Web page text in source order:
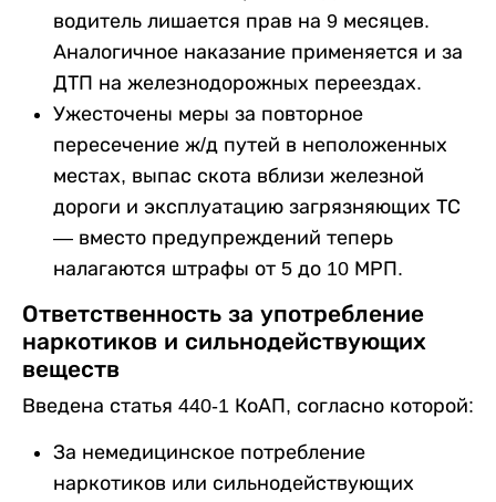
водитель лишается прав на 9 месяцев.
Аналогичное наказание применяется и за
ДТП на железнодорожных переездах.
Ужесточены меры за повторное
пересечение ж/д путей в неположенных
местах, выпас скота вблизи железной
дороги и эксплуатацию загрязняющих ТС
— вместо предупреждений теперь
налагаются штрафы от 5 до 10 МРП.
Ответственность за употребление
наркотиков и сильнодействующих
веществ
Введена статья 440-1 КоАП, согласно которой:
За немедицинское потребление
наркотиков или сильнодействующих